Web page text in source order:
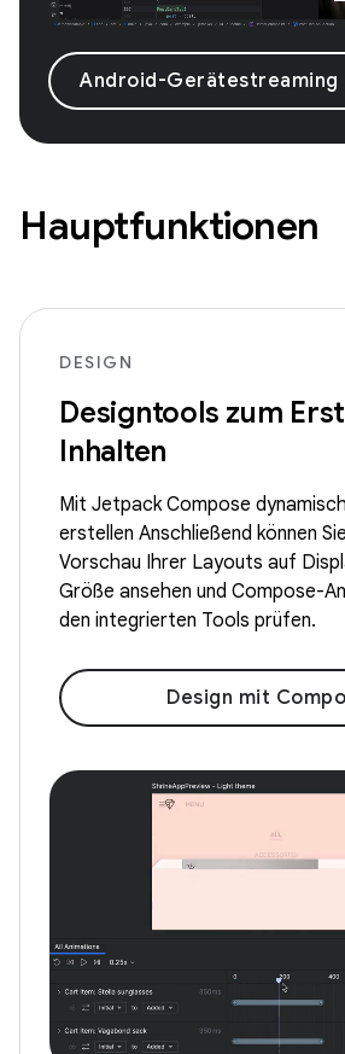
Android-Gerätestreaming
Hauptfunktionen
DESIGN
Designtools zum
Inhalten
Mit Jetpack Compose
erstellen Anschließend können
Vorschau Ihrer Layouts auf
Größe ansehen und Compose-
den integrierten Tools prüfen.
Design mit